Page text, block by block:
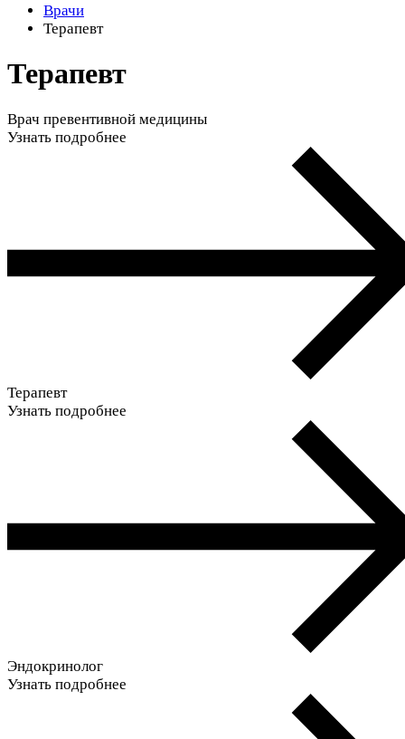
Врачи
Терапевт
Терапевт
Врач превентивной медицины
Узнать подробнее
Терапевт
Узнать подробнее
Эндокринолог
Узнать подробнее